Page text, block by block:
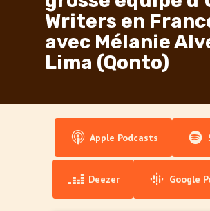
Writers en
avec Mélanie
Lima (Qonto)
Apple Podcasts
Deezer Google